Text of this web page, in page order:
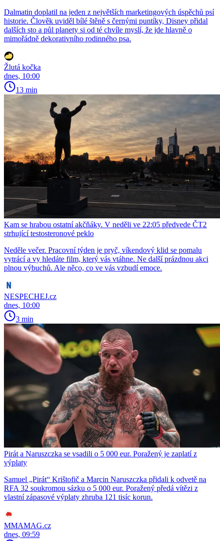
Dalmatin doplatil na jeden z největších marketingových úspěchů psí
historie. Člověk uviděl bílé štěně s černými puntíky, Disney přidal
dalších sto a půl planety si od té chvíle myslí, že jde hlavně o
mimořádně dekorativního rodinného psa.
Žlutá kočka
dnes, 10:00
13 min
Kam se hrabou ostatní akčňáky. V neděli ve 22:05 předvede ČT2
strhující testosteronové peklo
Neděle večer. Pracovní týden je pryč, víkendový klid se pomalu
vytrácí a vy hledáte film, který vás vtáhne. Ne další prázdnou akci
plnou výbuchů. Ale něco, co ve vás vzbudí emoce.
NESPECHEJ.cz
dnes, 10:00
3 min
Pirát a Naruszczka se vsadili o 5 000 eur. Poražený je zaplatí z
výplaty
Samuel „Pirát“ Krištofič a Marcin Naruszczka přidali k odvetě na
RFA 32 soukromou sázku o 5 000 eur. Poražený předá vítězi z
vlastní zápasové výplaty zhruba 121 tisíc korun.
MMAMAG.cz
dnes, 09:59